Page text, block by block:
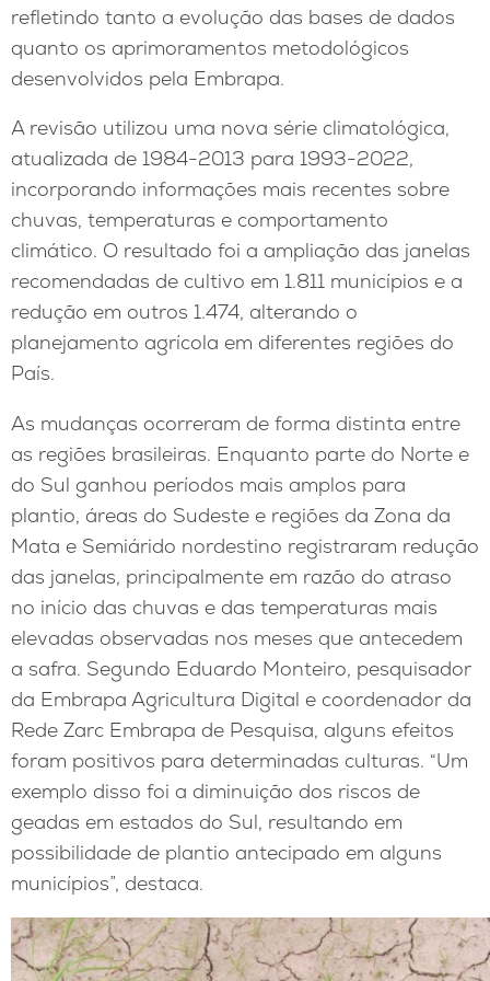
refletindo tanto a evolução das bases de dados
quanto os aprimoramentos metodológicos
desenvolvidos pela Embrapa.
A revisão utilizou uma nova série climatológica,
atualizada de 1984-2013 para 1993-2022,
incorporando informações mais recentes sobre
chuvas, temperaturas e comportamento
climático. O resultado foi a ampliação das janelas
recomendadas de cultivo em 1.811 municípios e a
redução em outros 1.474, alterando o
planejamento agrícola em diferentes regiões do
País.
As mudanças ocorreram de forma distinta entre
as regiões brasileiras. Enquanto parte do Norte e
do Sul ganhou períodos mais amplos para
plantio, áreas do Sudeste e regiões da Zona da
Mata e Semiárido nordestino registraram redução
das janelas, principalmente em razão do atraso
no início das chuvas e das temperaturas mais
elevadas observadas nos meses que antecedem
a safra. Segundo Eduardo Monteiro, pesquisador
da Embrapa Agricultura Digital e coordenador da
Rede Zarc Embrapa de Pesquisa, alguns efeitos
foram positivos para determinadas culturas. “Um
exemplo disso foi a diminuição dos riscos de
geadas em estados do Sul, resultando em
possibilidade de plantio antecipado em alguns
municípios”, destaca.